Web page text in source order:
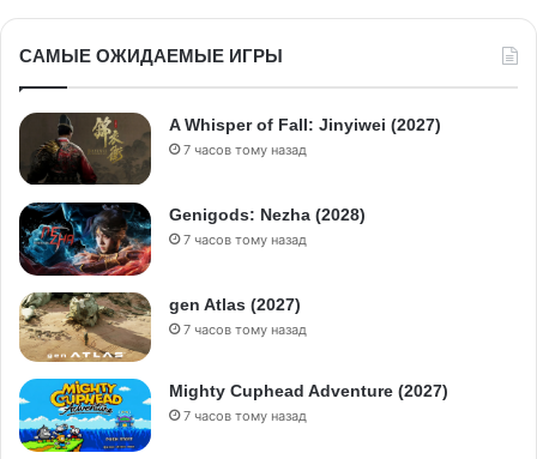
САМЫЕ ОЖИДАЕМЫЕ ИГРЫ
A Whisper of Fall: Jinyiwei (2027)
7 часов тому назад
Genigods: Nezha (2028)
7 часов тому назад
gen Atlas (2027)
7 часов тому назад
Mighty Cuphead Adventure (2027)
7 часов тому назад